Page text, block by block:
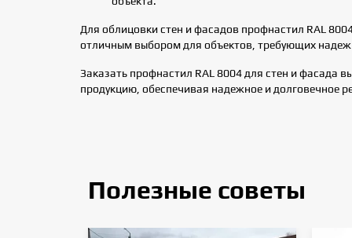
Для облицовки стен и фасадов профнастил RAL
отличным выбором для объектов, требующих
Заказать профнастил RAL 8004 для стен и фасада
продукцию, обеспечивая надежное и долговечное
Полезные советы